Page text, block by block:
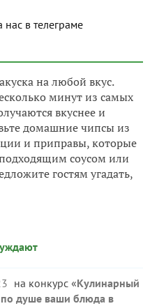
Подпишитесь на нас в телеграме
на любой вкус.
минут из самых
вкуснее и
домашние чипсы из
и приправы, которые
соусом или
гостям угадать,
на конкурс «Кулинарный
душе ваши блюда в